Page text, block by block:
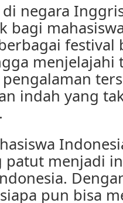
negara
bagi
festival
menjelajahi
indah yang
menjadi
pun bisa